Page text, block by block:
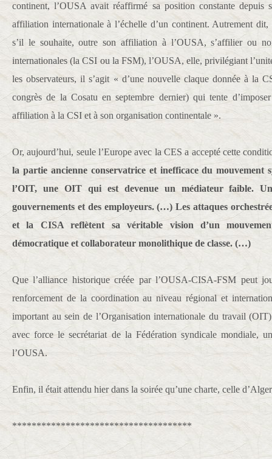
continent, l’OUSA avait réaffirmé sa position constante depuis
affiliation internationale à l’échelle d’un continent. Autrement
s’il le souhaite, outre son affiliation à l’OUSA, s’affilier ou
internationales (la CSI ou la FSM), l’OUSA, elle, privilégiant
les observateurs, il s’agit « d’une nouvelle claque donnée à la
congrès de la Cosatu en septembre dernier) qui tente
affiliation à la CSI et à son organisation continentale ».
Or, aujourd’hui, seule l’Europe avec la CES a accepté cette
la partie ancienne conservatrice et inefficace du mouvement
l’OIT, une OIT qui est devenue un médiateur faible.
gouvernements et des employeurs. (…) Les attaques
et la CISA reflètent sa véritable vision d’un
démocratique et collaborateur monolithique de classe. (…)
Que l’alliance historique créée par l’OUSA-CISA-FSM peut
renforcement de la coordination au niveau régional et
important au sein de l’Organisation internationale du travail
avec force le secrétariat de la Fédération syndicale mondiale,
l’OUSA.
Enfin, il était attendu hier dans la soirée qu’une charte, celle
*************************************